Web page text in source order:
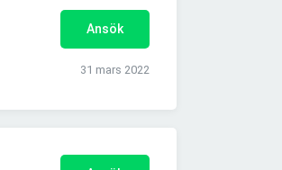
Ansök
31 mars 2022